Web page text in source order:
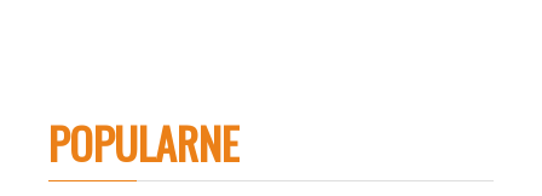
POPULARNE